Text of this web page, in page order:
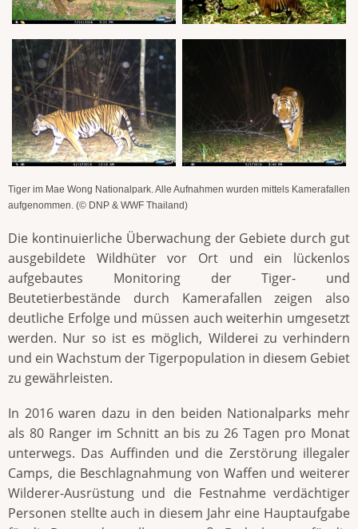
Tiger im Mae Wong Nationalpark. Alle Aufnahmen wurden mittels Kamerafallen
aufgenommen. (© DNP & WWF Thailand)
Die kontinuierliche Überwachung der Gebiete durch gut
ausgebildete Wildhüter vor Ort und ein lückenlos
aufgebautes Monitoring der Tiger- und
Beutetierbestände durch Kamerafallen zeigen also
deutliche Erfolge und müssen auch weiterhin umgesetzt
werden. Nur so ist es möglich, Wilderei zu verhindern
und ein Wachstum der Tigerpopulation in diesem Gebiet
zu gewährleisten.
In 2016 waren dazu in den beiden Nationalparks mehr
als 80 Ranger im Schnitt an bis zu 26 Tagen pro Monat
unterwegs. Das Auffinden und die Zerstörung illegaler
Camps, die Beschlagnahmung von Waffen und weiterer
Wilderer-Ausrüstung und die Festnahme verdächtiger
Personen stellte auch in diesem Jahr eine Hauptaufgabe